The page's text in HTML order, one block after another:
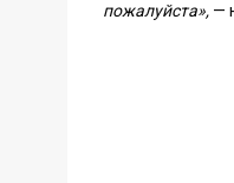
пожалуйста», —